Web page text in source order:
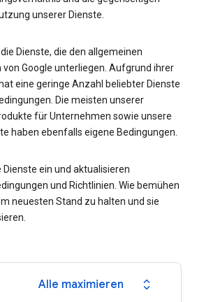
unserer Dienste.
Dienste, die den allgemeinen
Google unterliegen. Aufgrund ihrer
eine geringe Anzahl beliebter Dienste
Die meisten unserer
für Unternehmen sowie unsere
haben ebenfalls eigene Bedingungen.
ein und aktualisieren
und Richtlinien. Wie bemühen
neuesten Stand zu halten und sie
Alle maximieren expand_all